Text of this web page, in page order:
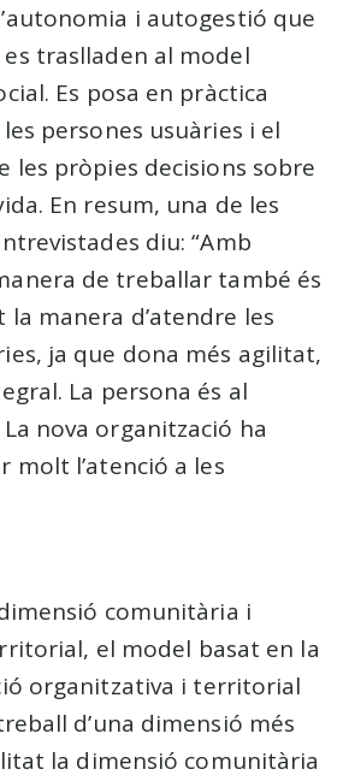
i autogestió que
traslladen al model
Es posa en pràctica
persones usuàries i el
les pròpies decisions sobre
En resum, una de les
diu: “Amb
de treballar també és
manera d’atendre les
ja que dona més agilitat,
La persona és al
nova organització ha
molt l’atenció a les
comunitària i
el model basat en la
organitzativa i territorial
d’una dimensió més
la dimensió comunitària